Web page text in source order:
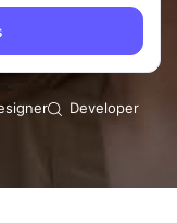
Developer